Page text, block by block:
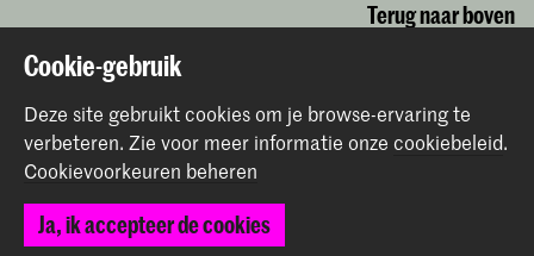
Terug naar boven
Contact
Prinsessegracht 4
2514 AN Den Haag
+31 (0) 70 315 47 77
Cookie-gebruik
Deze site gebruikt cookies om je browse-ervaring te
verbeteren. Zie voor meer informatie onze cookiebeleid.
Cookievoorkeuren beheren
Ja, ik accepteer de cookies